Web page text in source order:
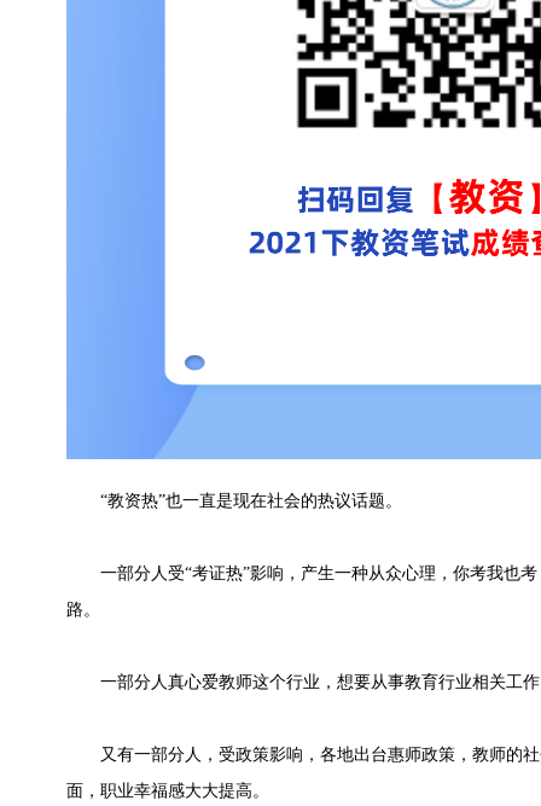
“教资热”也一直是现在社会的热议话题。
一部分人受“考证热”影响，产生一种从众心理，你考我也考
路。
一部分人真心爱教师这个行业，想要从事教育行业相关工作
又有一部分人，受政策影响，各地出台惠师政策，教师的社
面，职业幸福感大大提高。